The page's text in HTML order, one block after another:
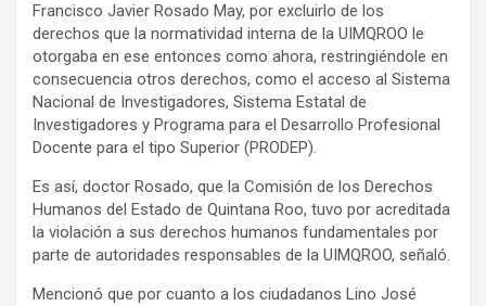
Francisco Javier Rosado May, por excluirlo de los
derechos que la normatividad interna de la UIMQROO le
otorgaba en ese entonces como ahora, restringiéndole en
consecuencia otros derechos, como el acceso al Sistema
Nacional de Investigadores, Sistema Estatal de
Investigadores y Programa para el Desarrollo Profesional
Docente para el tipo Superior (PRODEP).
Es así, doctor Rosado, que la Comisión de los Derechos
Humanos del Estado de Quintana Roo, tuvo por acreditada
la violación a sus derechos humanos fundamentales por
parte de autoridades responsables de la UIMQROO, señaló.
Mencionó que por cuanto a los ciudadanos Lino José